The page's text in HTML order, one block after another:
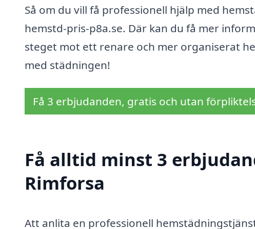
Så om du vill få professionell hjälp med
hemstd-pris-p8a.se. Där kan du få mer
steget mot ett renare och mer organiserat
med städningen!
Få 3 erbjudanden, gratis och utan
Få alltid minst 3
Rimforsa
Att anlita en professionell